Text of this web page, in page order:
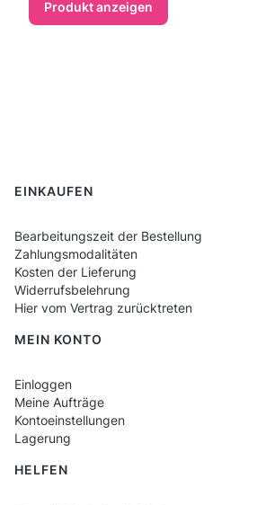
Produkt anzeigen
Fußzeilenmenü
EINKAUFEN
Bearbeitungszeit der Bestellung
Zahlungsmodalitäten
Kosten der Lieferung
Widerrufsbelehrung
Hier vom Vertrag zurücktreten
MEIN KONTO
Einloggen
Meine Aufträge
Kontoeinstellungen
Lagerung
HELFEN